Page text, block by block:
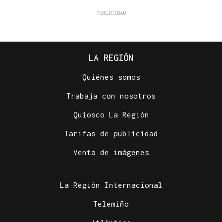
LA REGIÓN
Quiénes somos
Trabaja con nosotros
Quiosco La Región
Tarifas de publicidad
Venta de imágenes
La Región Internacional
Telemiño